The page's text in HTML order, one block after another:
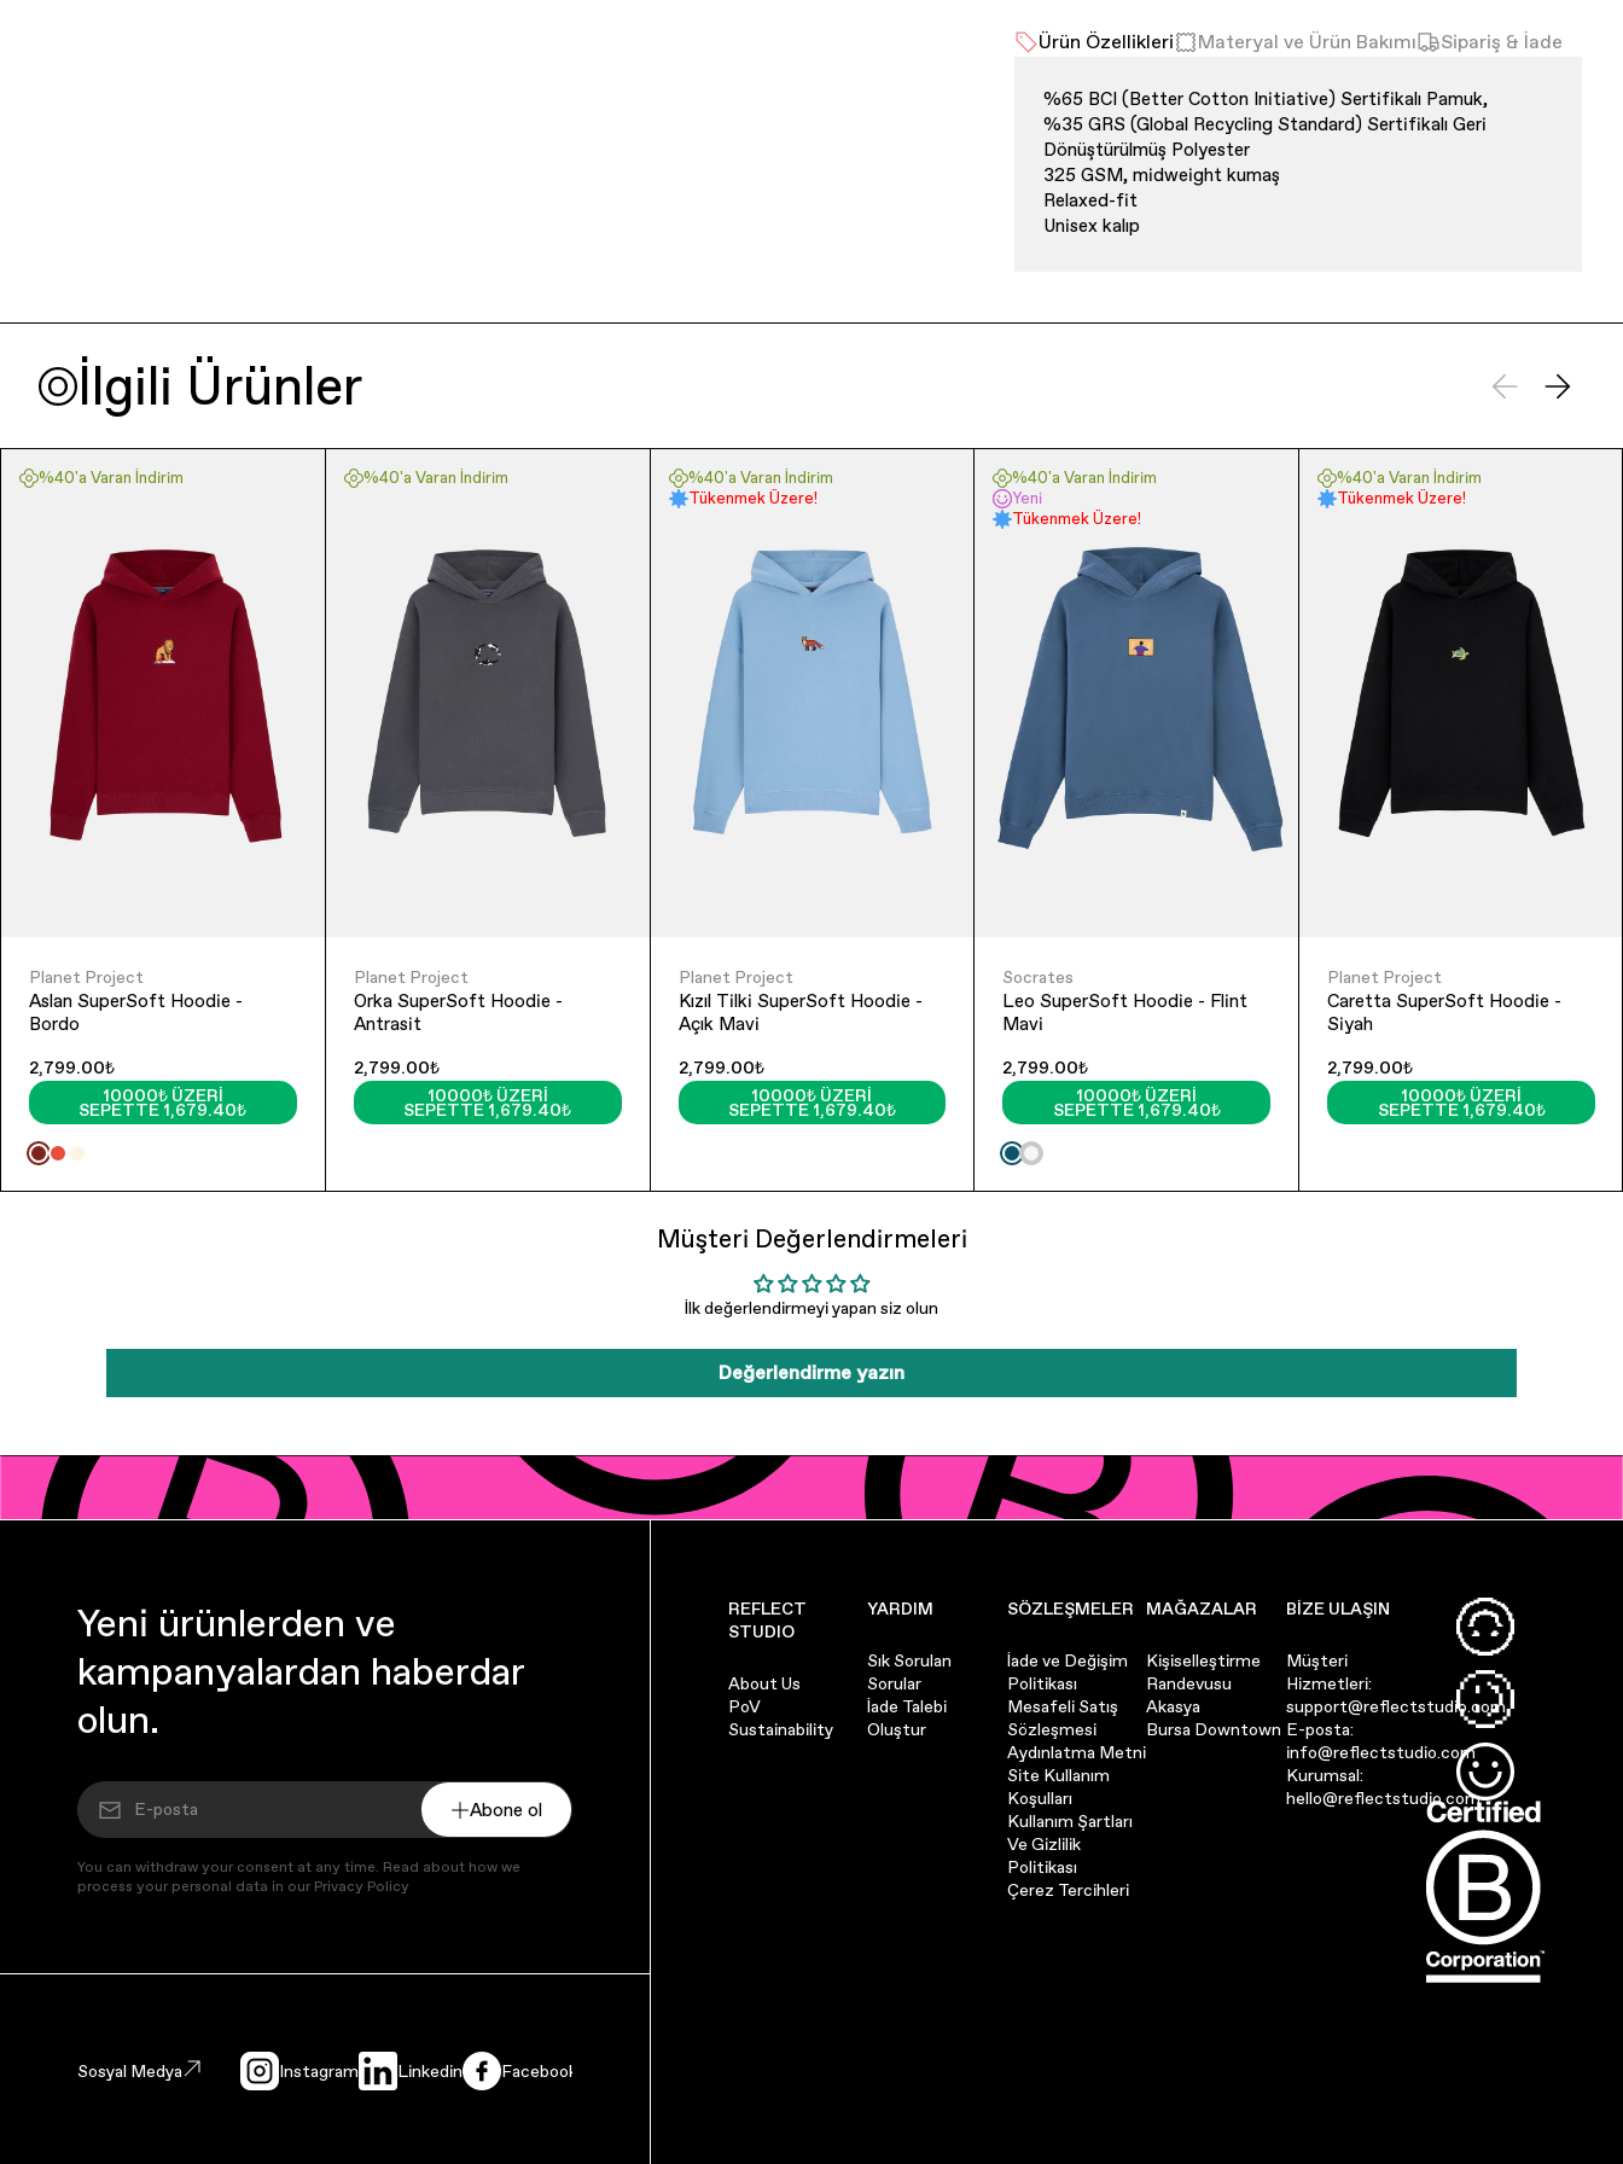
Ürün Özellikleri Materyal ve Ürün Bakımı Sipariş & İade
%65 BCI (Better Cotton Initiative) Sertifikalı Pamuk,
%35 GRS (Global Recycling Standard) Sertifikalı Geri
Dönüştürülmüş Polyester
325 GSM, midweight kumaş
Relaxed-fit
Unisex kalıp
İlgili Ürünler
%40'a Varan İndirim
Planet Project
Aslan SuperSoft Hoodie -
Bordo
2,799.00₺
10000₺ ÜZERI
SEPETTE 1,679.40₺
%40'a Varan İndirim
Planet Project
Orka SuperSoft Hoodie -
Antrasit
2,799.00₺
10000₺ ÜZERI
SEPETTE 1,679.40₺
%40'a Varan İndirim
Tükenmek Üzere!
Planet Project
Kızıl Tilki SuperSoft Hoodie -
Açık Mavi
2,799.00₺
10000₺ ÜZERI
SEPETTE 1,679.40₺
%40'a Varan İndirim
Yeni
Tükenmek Üzere!
Socrates
Leo SuperSoft Hoodie - Flint
Mavi
2,799.00₺
10000₺ ÜZERI
SEPETTE 1,679.40₺
%40'a Varan İndirim
Tükenmek Üzere!
Planet Project
Caretta SuperSoft Hoodie -
Siyah
2,799.00₺
10000₺ ÜZERI
SEPETTE 1,679.40₺
Müşteri Değerlendirmeleri
İlk değerlendirmeyi yapan siz olun
Değerlendirme yazın
Yeni ürünlerden ve
kampanyalardan haberdar
olun.
Abone ol
You can withdraw your consent at any time. Read about how we
process your personal data in our Privacy Policy
Sosyal Medya Instagram Linkedin Facebook
REFLECT
STUDIO
About Us
PoV
Sustainability
YARDIM
Sık Sorulan
Sorular
İade Talebi
Oluştur
SÖZLEŞMELER
İade ve Değişim
Politikası
Mesafeli Satış
Sözleşmesi
Aydınlatma Metni
Site Kullanım
Koşulları
Kullanım Şartları
Ve Gizlilik
Politikası
Çerez Tercihleri
MAĞAZALAR
Kişiselleştirme
Randevusu
Akasya
Bursa Downtown
BIZE ULAŞIN
Müşteri
Hizmetleri:
support@reflectstudio.com
E-posta:
info@reflectstudio.com
Kurumsal:
hello@reflectstudio.com